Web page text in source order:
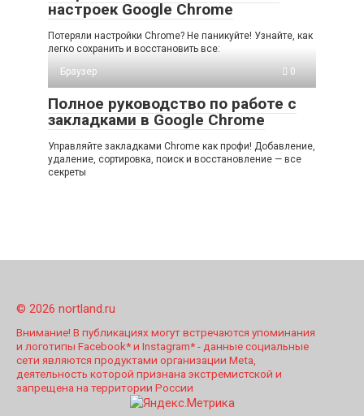
настроек Google Chrome
Потеряли настройки Chrome? Не паникуйте! Узнайте, как
легко сохранить и восстановить все:
Браузер
0
Полное руководство по работе с
закладками в Google Chrome
Управляйте закладками Chrome как профи! Добавление,
удаление, сортировка, поиск и восстановление — все
секреты
© 2026 nortland.ru
Внимание! В публикациях могут встречаются упоминания
и логотипы Facebook* и Instagram* - данные социальные
сети являются продуктами организации Meta,
деятельность которой признана экстремистской и
запрещена на территории России